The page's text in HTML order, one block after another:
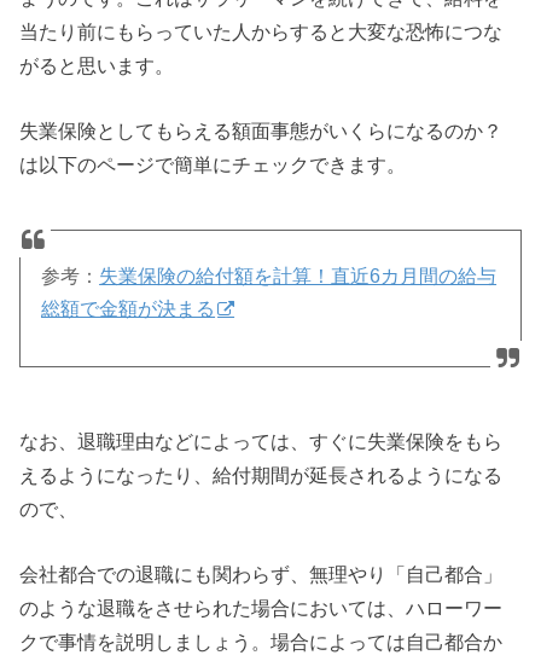
当たり前にもらっていた人からすると大変な恐怖につな
がると思います。
失業保険としてもらえる額面事態がいくらになるのか？
は以下のページで簡単にチェックできます。
参考： 失業保険の給付額を計算！直近6カ月間の給与
総額で金額が決まる
なお、退職理由などによっては、すぐに失業保険をもら
えるようになったり、給付期間が延長されるようになる
ので、
会社都合での退職にも関わらず、無理やり「自己都合」
のような退職をさせられた場合においては、ハローワー
クで事情を説明しましょう。場合によっては自己都合か